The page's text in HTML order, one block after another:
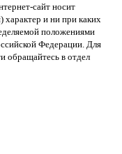
сайт носит
и ни при каких
положениями
Федерации. Для
обращайтесь в отдел